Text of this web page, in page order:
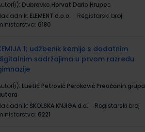
Dubravko Horvat Dario Hrupec
ELEMENT d.o.o.
Registarski broj
6180
1; udžbenik kemije s dodatnim
sadržajima u prvom razredu
Luetić Petrović Peroković Preočanin grupa
ŠKOLSKA KNJIGA d.d.
Registarski broj
6221